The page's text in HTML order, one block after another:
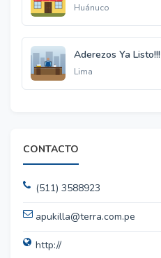
Huánuco
Aderezos Ya Listo!!!
Lima
CONTACTO
(511) 3588923
apukilla@terra.com.pe
http://